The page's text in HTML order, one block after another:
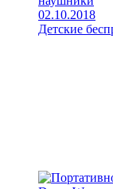
02.10.2018
Детские